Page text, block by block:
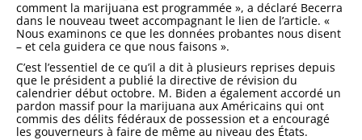
comment la marijuana est programmée », a déclaré Becerra
dans le nouveau tweet accompagnant le lien de l’article. «
Nous examinons ce que les données probantes nous disent
– et cela guidera ce que nous faisons ».
C’est l’essentiel de ce qu’il a dit à plusieurs reprises depuis
que le président a publié la directive de révision du
calendrier début octobre. M. Biden a également accordé un
pardon massif pour la marijuana aux Américains qui ont
commis des délits fédéraux de possession et a encouragé
les gouverneurs à faire de même au niveau des États.